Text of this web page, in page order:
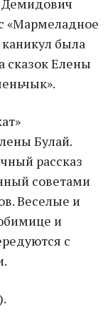
Демидович
«Мармеладное
была
сказок Елены
Булай.
рассказ
советами
Веселые и
и
с